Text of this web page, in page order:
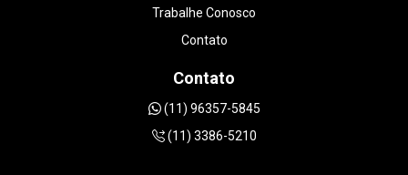
Trabalhe Conosco
Contato
Contato
(11) 96357-5845
(11) 3386-5210